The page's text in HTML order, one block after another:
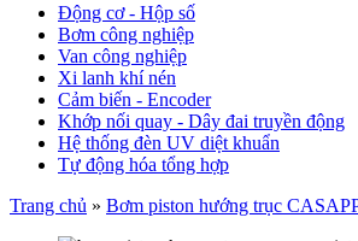
Động cơ - Hộp số
Bơm công nghiệp
Van công nghiệp
Xi lanh khí nén
Cảm biến - Encoder
Khớp nối quay - Dây đai truyền động
Hệ thống đèn UV diệt khuẩn
Tự động hóa tổng hợp
Trang chủ » Bơm piston hướng trục